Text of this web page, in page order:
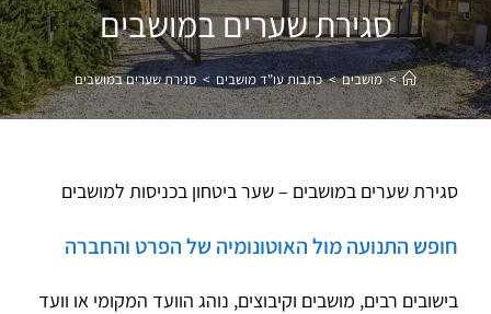
סגירת שערים במושבים
> מושבים > כתבות עו"ד מושבים > סגירת שערים במושבים
סגירת שערים במושבים – שער ביטחון בכניסות למושבים
חופש התנועה מול האוטונומיה של הפרט והחברה
בישובים רבים, מושבים וקיבוצים, נוהג הוועד המקומי או וועד